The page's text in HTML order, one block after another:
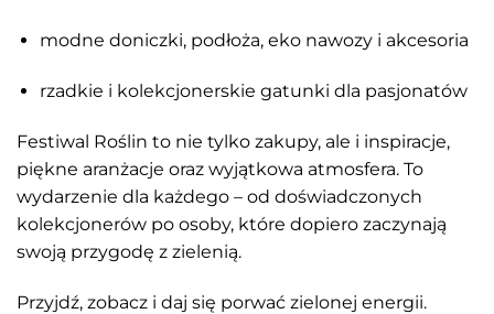
modne doniczki, podłoża, eko nawozy i akcesoria
rzadkie i kolekcjonerskie gatunki dla pasjonatów
Festiwal Roślin to nie tylko zakupy, ale i inspiracje,
piękne aranżacje oraz wyjątkowa atmosfera. To
wydarzenie dla każdego – od doświadczonych
kolekcjonerów po osoby, które dopiero zaczynają
swoją przygodę z zielenią.
Przyjdź, zobacz i daj się porwać zielonej energii.